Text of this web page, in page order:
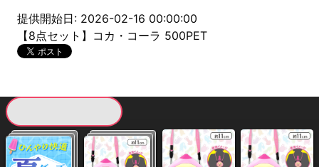
提供開始日: 2026-02-16 00:00:00
【8点セット】コカ・コーラ 500PET